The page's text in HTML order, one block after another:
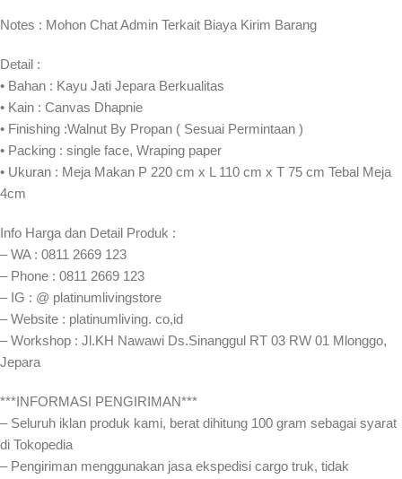
Notes : Mohon Chat Admin Terkait Biaya Kirim Barang
Detail :
• Bahan : Kayu Jati Jepara Berkualitas
• Kain : Canvas Dhapnie
• Finishing :Walnut By Propan ( Sesuai Permintaan )
• Packing : single face, Wraping paper
• Ukuran : Meja Makan P 220 cm x L 110 cm x T 75 cm Tebal Meja
4cm
Info Harga dan Detail Produk :
– WA : 0811 2669 123
– Phone : 0811 2669 123
– IG : @ platinumlivingstore
– Website : platinumliving. co,id
– Workshop : Jl.KH Nawawi Ds.Sinanggul RT 03 RW 01 Mlonggo,
Jepara
***INFORMASI PENGIRIMAN***
– Seluruh iklan produk kami, berat dihitung 100 gram sebagai syarat
di Tokopedia
– Pengiriman menggunakan jasa ekspedisi cargo truk, tidak